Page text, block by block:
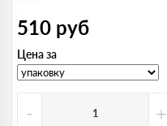
510 руб
Цена за
- +